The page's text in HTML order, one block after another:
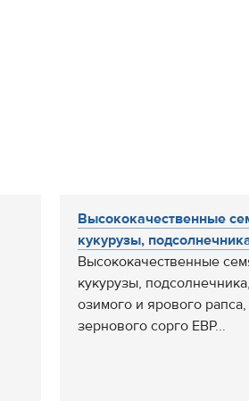
Высококачественные
кукурузы,
Высококачественные
кукурузы, подсолнечника,
озимого и ярового рапса,
зернового сорго ЕВР...